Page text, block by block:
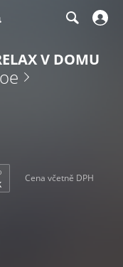
V DOMU
Cena včetně DPH